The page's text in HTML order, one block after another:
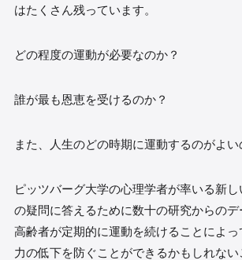
はたくさん残っています。
どの程度の運動が必要なのか？
誰が最も恩恵を受けるのか？
また、人生のどの時期に運動するのがよい
ピッツバーグ大学の心理学者が率いる新
の疑問に答えるために数十の研究からのデ
高齢者が定期的に運動を続けることによ
力の低下を防ぐことができるかもしれない